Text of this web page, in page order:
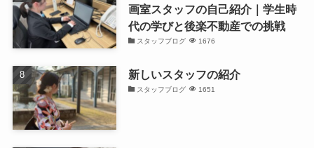
画室スタッフの自己紹介｜学生時
代の学びと後楽不動産での挑戦
スタッフブログ 1676
新しいスタッフの紹介
スタッフブログ 1651